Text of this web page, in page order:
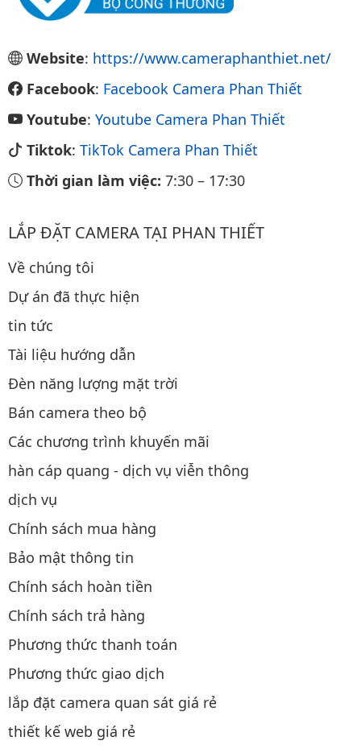
Website: https://www.cameraphanthiet.net/
Facebook: Facebook Camera Phan Thiết
Youtube: Youtube Camera Phan Thiết
Tiktok: TikTok Camera Phan Thiết
Thời gian làm việc: 7:30 – 17:30
LẮP ĐẶT CAMERA TẠI PHAN THIẾT
Về chúng tôi
Dự án đã thực hiện
tin tức
Tài liệu hướng dẫn
Đèn năng lượng mặt trời
Bán camera theo bộ
Các chương trình khuyến mãi
hàn cáp quang - dịch vụ viễn thông
dịch vụ
Chính sách mua hàng
Bảo mật thông tin
Chính sách hoàn tiền
Chính sách trả hàng
Phương thức thanh toán
Phương thức giao dịch
lắp đặt camera quan sát giá rẻ
thiết kế web giá rẻ